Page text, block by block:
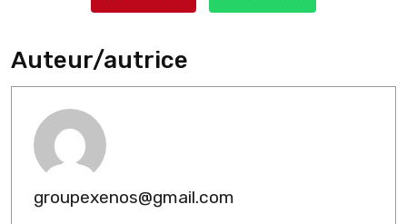
Auteur/autrice
groupexenos@gmail.com